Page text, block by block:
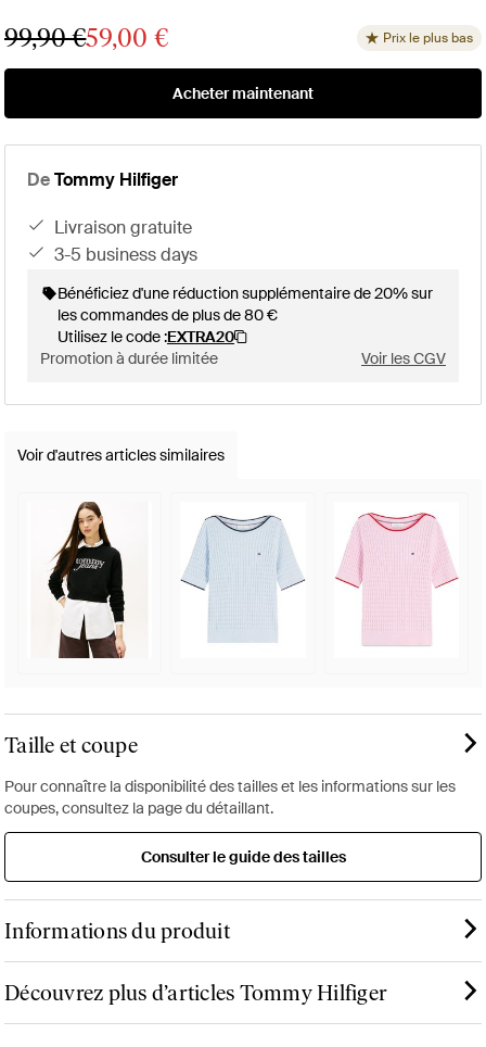
99,90 €59,00 € Prix le plus bas
Acheter maintenant
DeTommy Hilfiger
livraison gratuite
3-5 business days
Bénéficiez d'une réduction supplémentaire de 20% sur
les commandes de plus de 80 €
Utilisez le code :EXTRA20
Promotion à durée limitée
Voir les CGV
Voir d'autres articles similaires
Taille et coupe
Pour connaître la disponibilité des tailles et les informations sur les
coupes, consultez la page du détaillant.
Consulter le guide des tailles
Informations du produit
Découvrez plus d’articles Tommy Hilfiger